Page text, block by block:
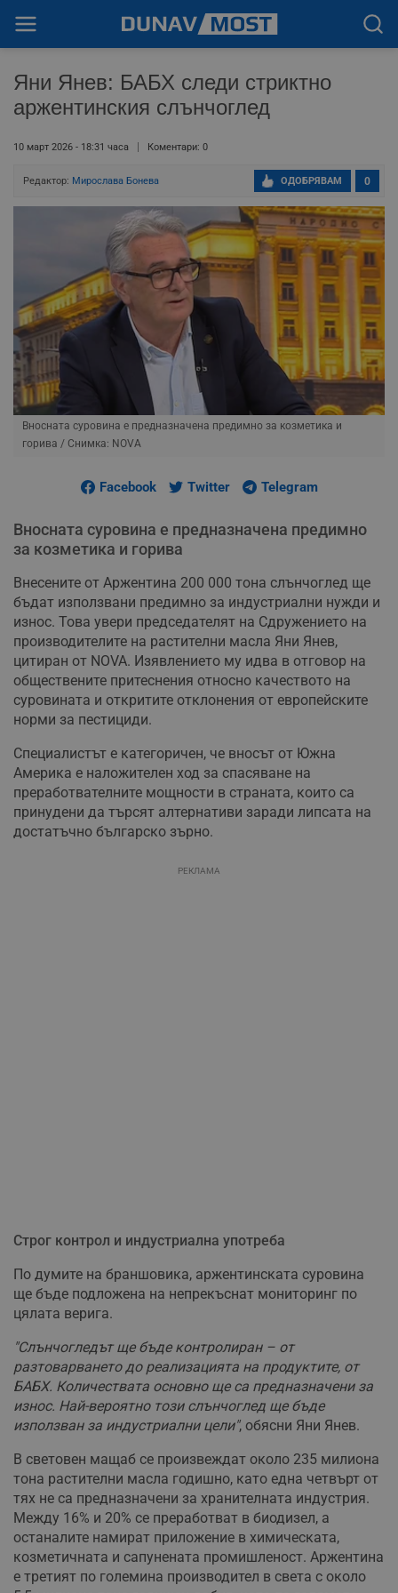
Яни Янев: БАБХ следи стриктно
аржентинския слънчоглед
10 март 2026 - 18:31 часа Коментари: 0
Редактор: Мирослава Бонева 0
ОДОБРЯВАМ
Вносната суровина е предназначена предимно за козметика и
горива / Снимка: NOVA
Facebook Twitter Telegram
Вносната суровина е предназначена предимно
за козметика и горива
Внесените от Аржентина 200 000 тона слънчоглед ще
бъдат използвани предимно за индустриални нужди и
износ. Това увери председателят на Сдружението на
производителите на растителни масла Яни Янев,
цитиран от NOVA. Изявлението му идва в отговор на
обществените притеснения относно качеството на
суровината и откритите отклонения от европейските
норми за пестициди.
Специалистът е категоричен, че вносът от Южна
Америка е наложителен ход за спасяване на
преработвателните мощности в страната, които са
принудени да търсят алтернативи заради липсата на
достатъчно българско зърно.
РЕКЛАМА
Строг контрол и индустриална употреба
По думите на браншовика, аржентинската суровина
ще бъде подложена на непрекъснат мониторинг по
цялата верига.
"Слънчогледът ще бъде контролиран – от
разтоварването до реализацията на продуктите, от
БАБХ. Количествата основно ще са предназначени за
износ. Най-вероятно този слънчоглед ще бъде
използван за индустриални цели", обясни Яни Янев.
В световен мащаб се произвеждат около 235 милиона
тона растителни масла годишно, като една четвърт от
тях не са предназначени за хранителната индустрия.
Между 16% и 20% се преработват в биодизел, а
останалите намират приложение в химическата,
козметичната и сапунената промишленост. Аржентина
е третият по големина производител в света с около